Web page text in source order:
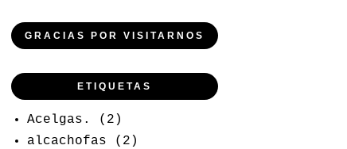
GRACIAS POR VISITARNOS
ETIQUETAS
Acelgas.
(2)
alcachofas
(2)